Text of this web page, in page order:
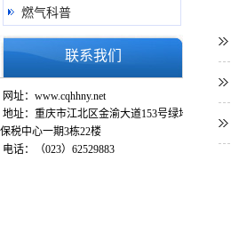
燃气科普
联系我们
网址：www.cqhhny.net
地址：重庆市江北区金渝大道153号绿地.
保税中心一期3栋22楼
电话：（023）62529883